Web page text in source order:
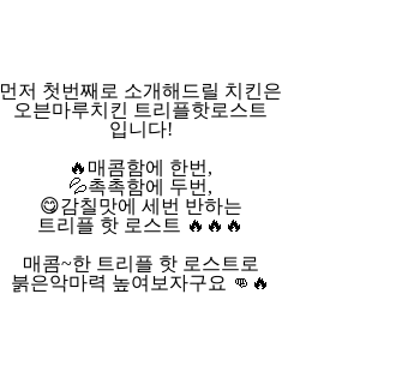
먼저 첫번째로 소개해드릴 치킨은
오븐마루치킨 트리플핫로스트
입니다!
🔥매콤함에 한번,
💦촉촉함에 두번,
😋감칠맛에 세번 반하는
트리플 핫 로스트 🔥🔥🔥
매콤~한 트리플 핫 로스트로
붉은악마력 높여보자구요 👊🔥